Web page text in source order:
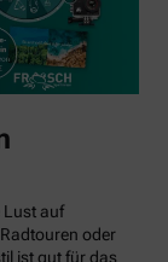
Lust auf
oder
ist gut für das